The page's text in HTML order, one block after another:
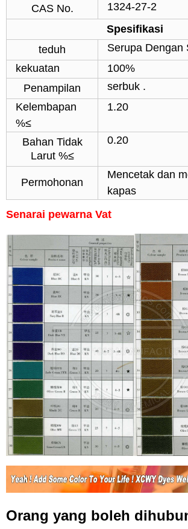
CAS No.
1324-27-2
Spesifikasi
teduh
Serupa Dengan
kekuatan
100%
Penampilan
serbuk .
Kelembapan
%≤
1.20
Bahan Tidak
Larut %≤
0.20
Permohonan
Mencetak dan
kapas
Senarai pewarna Vat
Orang yang boleh